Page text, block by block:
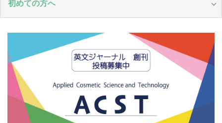
初めての方へ